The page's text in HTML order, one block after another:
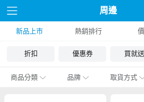
周邊
新品上市 熱銷排行
折扣 優惠券 買就送
商品分類 品牌 取貨方式